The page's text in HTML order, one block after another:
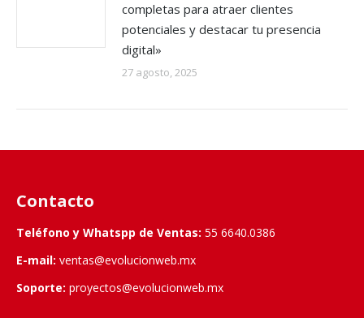
completas para atraer clientes
potenciales y destacar tu presencia
digital»
27 agosto, 2025
Contacto
Teléfono y Whatspp de Ventas: 55 6640.0386
E-mail: ventas@evolucionweb.mx
Soporte: proyectos@evolucionweb.mx